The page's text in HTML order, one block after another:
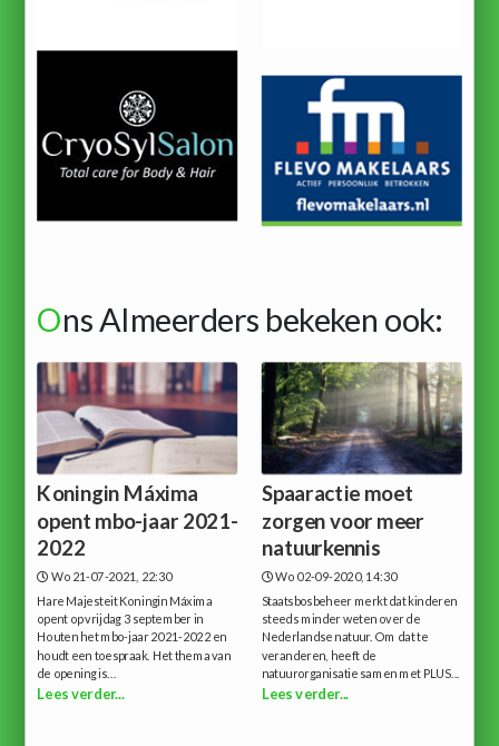
Ons Almeerders bekeken ook:
Koningin Máxima
opent mbo-jaar 2021-
2022
Wo 21-07-2021, 22:30
Hare Majesteit Koningin Máxima
opent op vrijdag 3 september in
Houten het mbo-jaar 2021-2022 en
houdt een toespraak. Het thema van
de opening is...
Lees verder...
Spaaractie moet
zorgen voor meer
natuurkennis
Wo 02-09-2020, 14:30
Staatsbosbeheer merkt dat kinderen
steeds minder weten over de
Nederlandse natuur. Om dat te
veranderen, heeft de
natuurorganisatie samen met PLUS...
Lees verder...